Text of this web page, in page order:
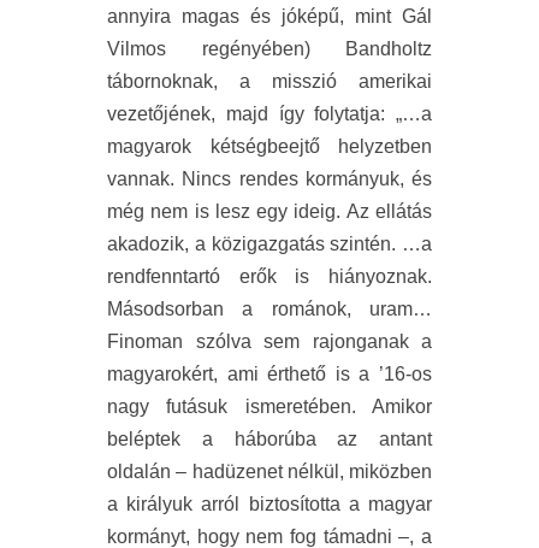
annyira magas és jóképű, mint Gál
Vilmos regényében) Bandholtz
tábornoknak, a misszió amerikai
vezetőjének, majd így folytatja: „…a
magyarok kétségbeejtő helyzetben
vannak. Nincs rendes kormányuk, és
még nem is lesz egy ideig. Az ellátás
akadozik, a közigazgatás szintén. …a
rendfenntartó erők is hiányoznak.
Másodsorban a románok, uram…
Finoman szólva sem rajonganak a
magyarokért, ami érthető is a ’16-os
nagy futásuk ismeretében. Amikor
beléptek a háborúba az antant
oldalán – hadüzenet nélkül, miközben
a királyuk arról biztosította a magyar
kormányt, hogy nem fog támadni –, a